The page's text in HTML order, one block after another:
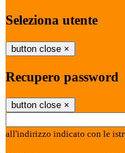
Seleziona utente
button close ×
Recupero password
button close ×
all'indirizzo indicato con le